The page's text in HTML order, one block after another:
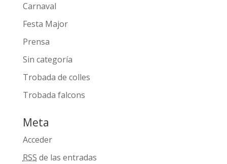
Carnaval
Festa Major
Prensa
Sin categoría
Trobada de colles
Trobada falcons
Meta
Acceder
RSS de las entradas